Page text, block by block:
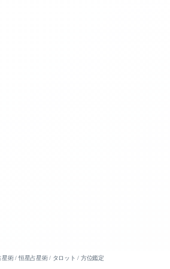
星術 / 恒星占星術 / タロット / 方位鑑定